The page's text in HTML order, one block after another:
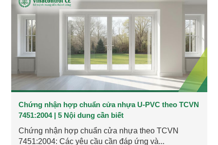
Chứng nhận hợp chuẩn cửa nhựa U-PVC theo TCVN
7451:2004 | 5 Nội dung cần biết
Chứng nhận hợp chuẩn cửa nhựa theo TCVN
7451:2004: Các yêu cầu cần đáp ứng và...